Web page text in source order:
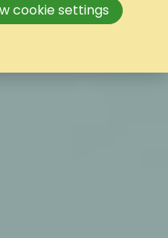
cookie settings